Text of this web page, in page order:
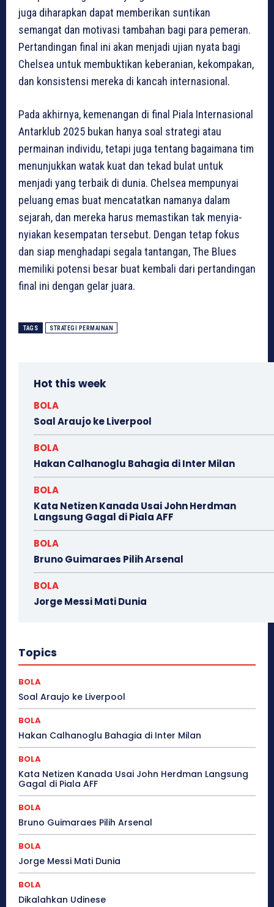
juga diharapkan dapat memberikan suntikan
semangat dan motivasi tambahan bagi para pemeran.
Pertandingan final ini akan menjadi ujian nyata bagi
Chelsea untuk membuktikan keberanian, kekompakan,
dan konsistensi mereka di kancah internasional.
Pada akhirnya, kemenangan di final Piala Internasional
Antarklub 2025 bukan hanya soal strategi atau
permainan individu, tetapi juga tentang bagaimana tim
menunjukkan watak kuat dan tekad bulat untuk
menjadi yang terbaik di dunia. Chelsea mempunyai
peluang emas buat mencatatkan namanya dalam
sejarah, dan mereka harus memastikan tak menyia-
nyiakan kesempatan tersebut. Dengan tetap fokus
dan siap menghadapi segala tantangan, The Blues
memiliki potensi besar buat kembali dari pertandingan
final ini dengan gelar juara.
TAGS STRATEGI PERMAINAN
Hot this week
BOLA
Soal Araujo ke Liverpool
BOLA
Hakan Calhanoglu Bahagia di Inter Milan
BOLA
Kata Netizen Kanada Usai John Herdman
Langsung Gagal di Piala AFF
BOLA
Bruno Guimaraes Pilih Arsenal
BOLA
Jorge Messi Mati Dunia
Topics
BOLA
Soal Araujo ke Liverpool
BOLA
Hakan Calhanoglu Bahagia di Inter Milan
BOLA
Kata Netizen Kanada Usai John Herdman Langsung
Gagal di Piala AFF
BOLA
Bruno Guimaraes Pilih Arsenal
BOLA
Jorge Messi Mati Dunia
BOLA
Dikalahkan Udinese